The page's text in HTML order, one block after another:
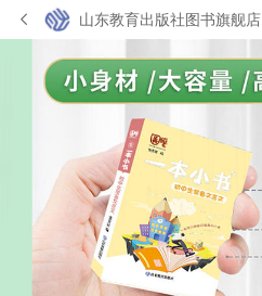
山东教育出版社图书旗舰店